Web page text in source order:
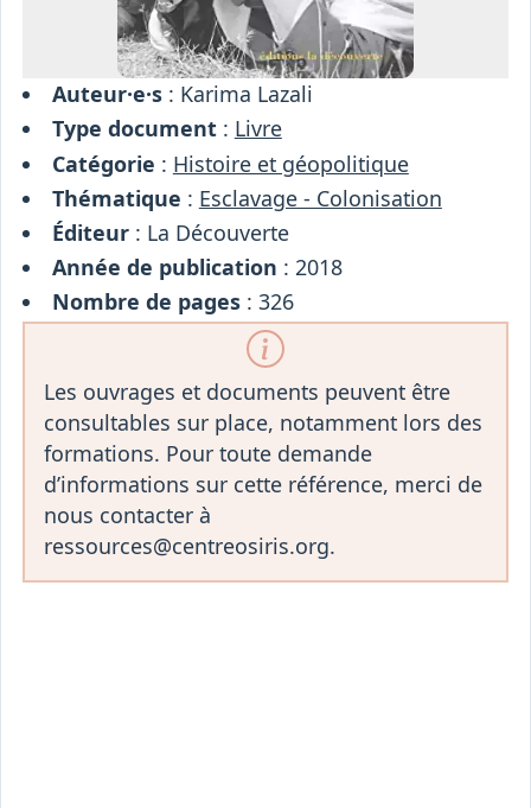
Auteur·e·s: Karima Lazali
Type document: Livre
Catégorie : Histoire et géopolitique
Thématique : Esclavage - Colonisation
Éditeur: La Découverte
Année de publication : 2018
Nombre de pages: 326
Les ouvrages et documents peuvent être
consultables sur place, notamment lors des
formations. Pour toute demande
d’informations sur cette référence, merci de
nous contacter à
ressources@centreosiris.org.